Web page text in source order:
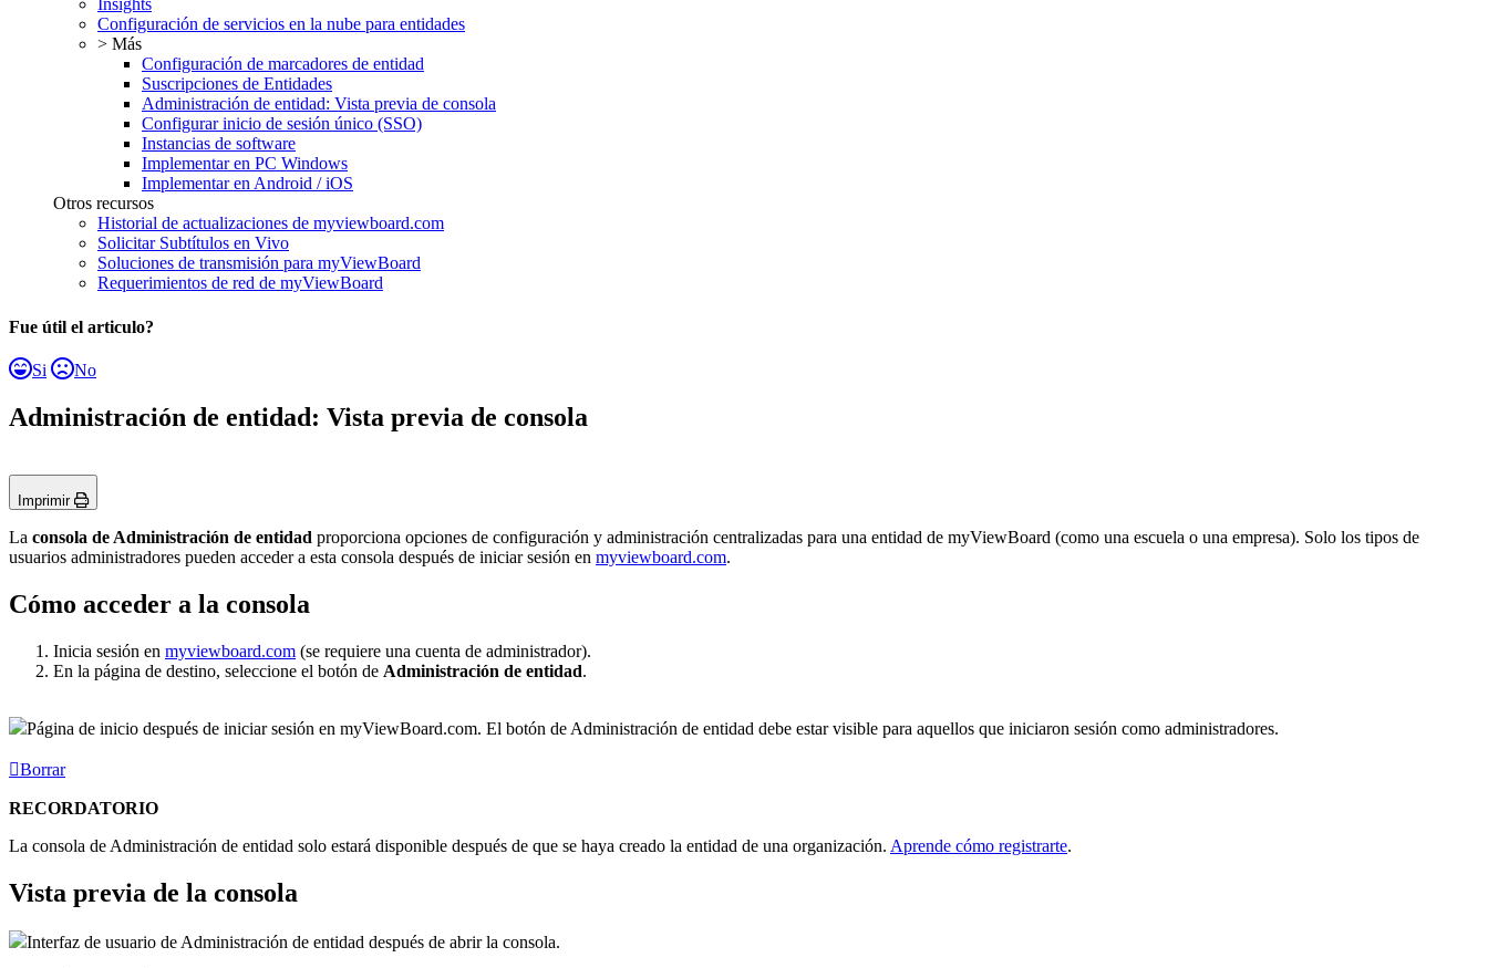
Insights
Configuración de servicios en la nube para entidades
> Más
Configuración de marcadores de entidad
Suscripciones de Entidades
Administración de entidad: Vista previa de consola
Configurar inicio de sesión único (SSO)
Instancias de software
Implementar en PC Windows
Implementar en Android / iOS
Otros recursos
Historial de actualizaciones de myviewboard.com
Solicitar Subtítulos en Vivo
Soluciones de transmisión para myViewBoard
Requerimientos de red de myViewBoard
Fue útil el articulo?
Si No
Administración de entidad: Vista previa de consola
Imprimir
La consola de Administración de entidad proporciona opciones de configuración y administración centralizadas para una entidad de myViewBoard (como una escuela o una empresa). Solo los tipos de
usuarios administradores pueden acceder a esta consola después de iniciar sesión en myviewboard.com.
Cómo acceder a la consola
Inicia sesión en myviewboard.com (se requiere una cuenta de administrador).
En la página de destino, seleccione el botón de Administración de entidad.
Página de inicio después de iniciar sesión en myViewBoard.com. El botón de Administración de entidad debe estar visible para aquellos que iniciaron sesión como administradores.
Borrar
RECORDATORIO
La consola de Administración de entidad solo estará disponible después de que se haya creado la entidad de una organización. Aprende cómo registrarte.
Vista previa de la consola
Interfaz de usuario de Administración de entidad después de abrir la consola.